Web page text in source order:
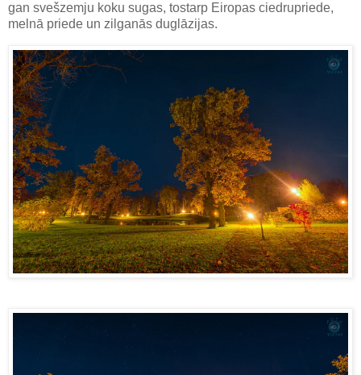
gan svešzemju koku sugas, tostarp Eiropas ciedrupriede,
melnā priede un zilganās duglāzijas.